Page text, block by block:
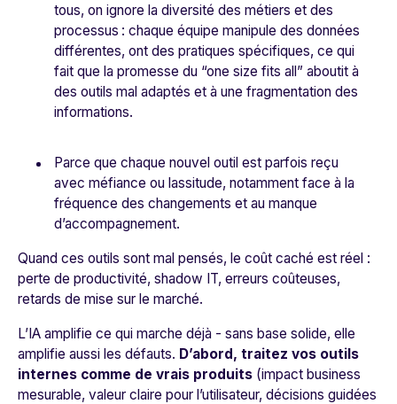
tous, on ignore la diversité des métiers et des
processus : chaque équipe manipule des données
différentes, ont des pratiques spécifiques, ce qui
fait que la promesse du “one size fits all” aboutit à
des outils mal adaptés et à une fragmentation des
informations.
Parce que chaque nouvel outil est parfois reçu
avec méfiance ou lassitude, notamment face à la
fréquence des changements et au manque
d’accompagnement.
Quand ces outils sont mal pensés, le coût caché est réel :
perte de productivité, shadow IT, erreurs coûteuses,
retards de mise sur le marché.
L’IA amplifie ce qui marche déjà - sans base solide, elle
amplifie aussi les défauts. D’abord, traitez vos outils
internes comme de vrais produits (impact business
mesurable, valeur claire pour l’utilisateur, décisions guidées